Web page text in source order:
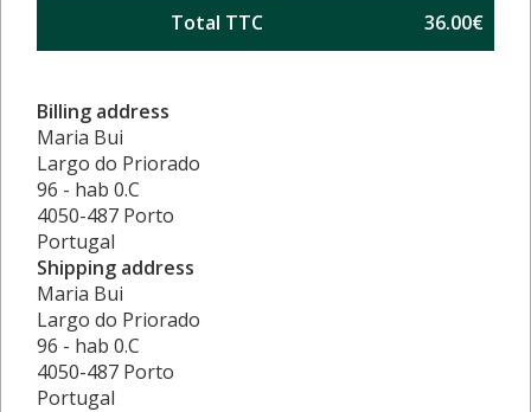
Total TTC
36.00€
Billing address
Maria Bui
Largo do Priorado
96 - hab 0.C
4050-487 Porto
Portugal
Shipping address
Maria Bui
Largo do Priorado
96 - hab 0.C
4050-487 Porto
Portugal